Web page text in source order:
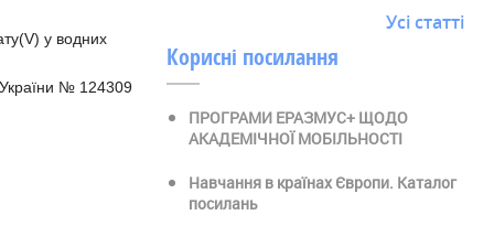
у водних
№ 124309
Усі статті
Корисні посилання
ПРОГРАМИ ЕРАЗМУС+ ЩОДО
АКАДЕМІЧНОЇ МОБІЛЬНОСТІ
Навчання в країнах Європи. Каталог
посилань